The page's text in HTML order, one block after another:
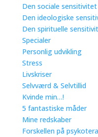
Den sociale sensitivitet
Den ideologiske
Den spirituelle
Specialer
Personlig udvikling
Stress
Livskriser
Selvværd & Selvtillid
Kvinde min…!
5 fantastiske måder
Mine redskaber
Forskellen på